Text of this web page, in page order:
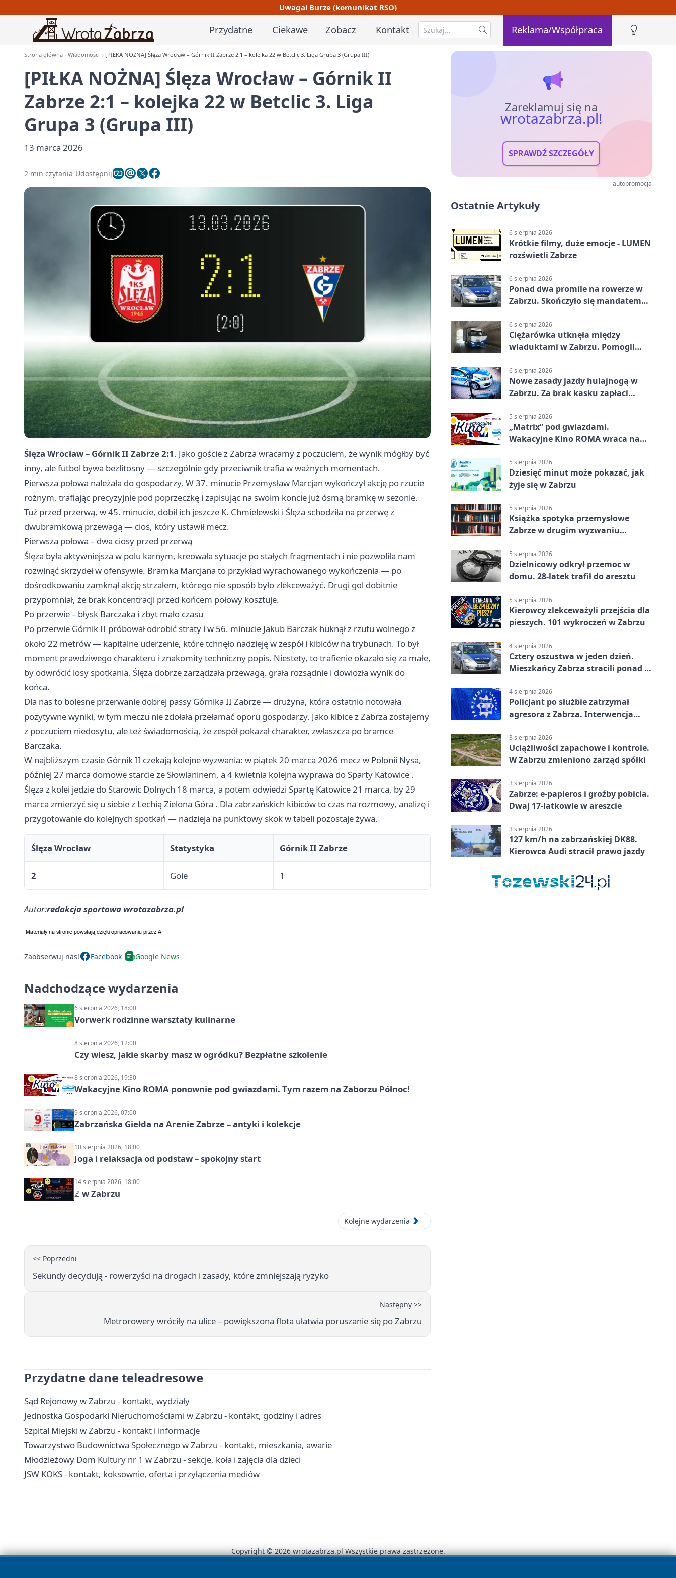
Uwaga! Burze (komunikat RSO)
Przydatne Ciekawe Zobacz Kontakt Reklama/Współpraca
Strona główna Wiadomości [PIŁKA NOŻNA] Ślęza Wrocław – Górnik II Zabrze 2:1 – kolejka 22 w Betclic 3. Liga Grupa 3 (Grupa III)
[PIŁKA NOŻNA] Ślęza Wrocław – Górnik II
Zabrze 2:1 – kolejka 22 w Betclic 3. Liga
Grupa 3 (Grupa III)
13 marca 2026
2 min czytania Udostępnij
Ślęza Wrocław – Górnik II Zabrze 2:1. Jako goście z Zabrza wracamy z poczuciem, że wynik mógłby być
inny, ale futbol bywa bezlitosny — szczególnie gdy przeciwnik trafia w ważnych momentach.
Pierwsza połowa należała do gospodarzy. W 37. minucie Przemysław Marcjan wykończył akcję po rzucie
rożnym, trafiając precyzyjnie pod poprzeczkę i zapisując na swoim koncie już ósmą bramkę w sezonie.
Tuż przed przerwą, w 45. minucie, dobił ich jeszcze K. Chmielewski i Ślęza schodziła na przerwę z
dwubramkową przewagą — cios, który ustawił mecz.
Pierwsza połowa – dwa ciosy przed przerwą
Ślęza była aktywniejsza w polu karnym, kreowała sytuacje po stałych fragmentach i nie pozwoliła nam
rozwinąć skrzydeł w ofensywie. Bramka Marcjana to przykład wyrachowanego wykończenia — po
dośrodkowaniu zamknął akcję strzałem, którego nie sposób było zlekceważyć. Drugi gol dobitnie
przypomniał, że brak koncentracji przed końcem połowy kosztuje.
Po przerwie – błysk Barczaka i zbyt mało czasu
Po przerwie Górnik II próbował odrobić straty i w 56. minucie Jakub Barczak huknął z rzutu wolnego z
około 22 metrów — kapitalne uderzenie, które tchnęło nadzieję w zespół i kibiców na trybunach. To był
moment prawdziwego charakteru i znakomity techniczny popis. Niestety, to trafienie okazało się za małe,
by odwrócić losy spotkania. Ślęza dobrze zarządzała przewagą, grała rozsądnie i dowiozła wynik do
końca.
Dla nas to bolesne przerwanie dobrej passy Górnika II Zabrze — drużyna, która ostatnio notowała
pozytywne wyniki, w tym meczu nie zdołała przełamać oporu gospodarzy. Jako kibice z Zabrza zostajemy
z poczuciem niedosytu, ale też świadomością, że zespół pokazał charakter, zwłaszcza po bramce
Barczaka.
W najbliższym czasie Górnik II czekają kolejne wyzwania: w piątek 20 marca 2026 mecz w Polonii Nysa,
później 27 marca domowe starcie ze Słowianinem, a 4 kwietnia kolejna wyprawa do Sparty Katowice .
Ślęza z kolei jedzie do Starowic Dolnych 18 marca, a potem odwiedzi Spartę Katowice 21 marca, by 29
marca zmierzyć się u siebie z Lechią Zielona Góra . Dla zabrzańskich kibiców to czas na rozmowy, analizę i
przygotowanie do kolejnych spotkań — nadzieja na punktowy skok w tabeli pozostaje żywa.
Ślęza Wrocław Statystyka Górnik II Zabrze
2 Gole 1
Autor:redakcja sportowa wrotazabrza.pl
Zaobserwuj nas! Facebook Google News
Nadchodzące wydarzenia
6 sierpnia 2026, 18:00
Vorwerk rodzinne warsztaty kulinarne
8 sierpnia 2026, 12:00
Czy wiesz, jakie skarby masz w ogródku? Bezpłatne szkolenie
8 sierpnia 2026, 19:30
Wakacyjne Kino ROMA ponownie pod gwiazdami. Tym razem na Zaborzu Północ!
9 sierpnia 2026, 07:00
Zabrzańska Giełda na Arenie Zabrze – antyki i kolekcje
10 sierpnia 2026, 18:00
Joga i relaksacja od podstaw – spokojny start
14 sierpnia 2026, 18:00
ℤ w Zabrzu
Kolejne wydarzenia
<< Poprzedni
Sekundy decydują - rowerzyści na drogach i zasady, które zmniejszają ryzyko
Następny >>
Metrorowery wróciły na ulice – powiększona flota ułatwia poruszanie się po Zabrzu
Przydatne dane teleadresowe
Sąd Rejonowy w Zabrzu - kontakt, wydziały
Jednostka Gospodarki Nieruchomościami w Zabrzu - kontakt, godziny i adres
Szpital Miejski w Zabrzu - kontakt i informacje
Towarzystwo Budownictwa Społecznego w Zabrzu - kontakt, mieszkania, awarie
Młodzieżowy Dom Kultury nr 1 w Zabrzu - sekcje, koła i zajęcia dla dzieci
JSW KOKS - kontakt, koksownie, oferta i przyłączenia mediów
Zareklamuj się na
wrotazabrza.pl!
SPRAWDŹ SZCZEGÓŁY
autopromocja
Ostatnie Artykuły
6 sierpnia 2026
Krótkie filmy, duże emocje - LUMEN
rozświetli Zabrze
6 sierpnia 2026
Ponad dwa promile na rowerze w
Zabrzu. Skończyło się mandatem
6 sierpnia 2026
Ciężarówka utknęła między
wiaduktami w Zabrzu. Pomogli
6 sierpnia 2026
Nowe zasady jazdy hulajnogą w
Zabrzu. Za brak kasku zapłaci
5 sierpnia 2026
„Matrix” pod gwiazdami.
Wakacyjne Kino ROMA wraca na
5 sierpnia 2026
Dziesięć minut może pokazać, jak
żyje się w Zabrzu
5 sierpnia 2026
Książka spotyka przemysłowe
Zabrze w drugim wyzwaniu
5 sierpnia 2026
Dzielnicowy odkrył przemoc w
domu. 28-latek trafił do aresztu
5 sierpnia 2026
Kierowcy zlekceważyli przejścia dla
pieszych. 101 wykroczeń w Zabrzu
4 sierpnia 2026
Cztery oszustwa w jeden dzień.
Mieszkańcy Zabrza stracili ponad 6
4 sierpnia 2026
Policjant po służbie zatrzymał
agresora z Zabrza. Interwencja
3 sierpnia 2026
Uciążliwości zapachowe i kontrole.
W Zabrzu zmieniono zarząd spółki
3 sierpnia 2026
Zabrze: e-papieros i groźby pobicia.
Dwaj 17-latkowie w areszcie
3 sierpnia 2026
127 km/h na zabrzańskiej DK88.
Kierowca Audi stracił prawo jazdy
Copyright © 2026 wrotazabrza.pl Wszystkie prawa zastrzeżone.